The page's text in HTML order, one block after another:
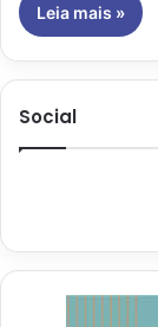
Leia mais »
Social